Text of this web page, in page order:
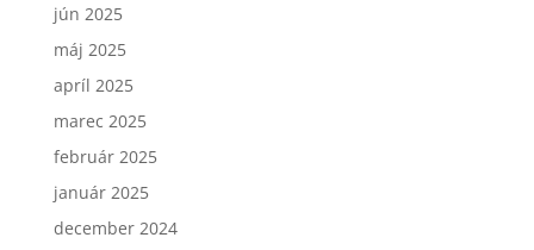
jún 2025
máj 2025
apríl 2025
marec 2025
február 2025
január 2025
december 2024